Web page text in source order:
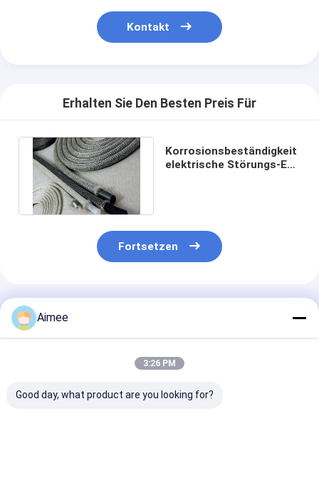
Kontakt
Erhalten Sie Den Besten Preis Für
Korrosionsbeständigkeit
elektrische Störungs-Emi
Fortsetzen
Empfohlene Produkte
Aimee
3:26 PM
Good day, what product are you looking for?